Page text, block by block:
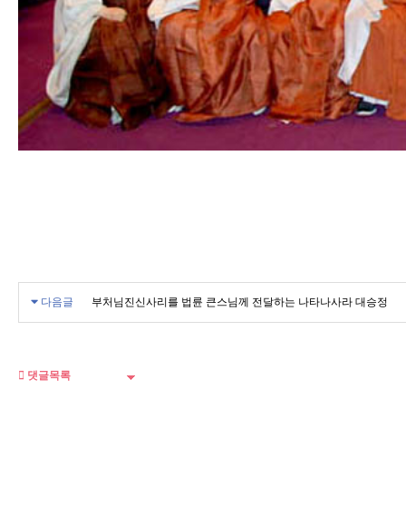
다음글 부처님진신사리를 법륜 큰스님께 전달하는 나타나사라 대승정
댓글목록